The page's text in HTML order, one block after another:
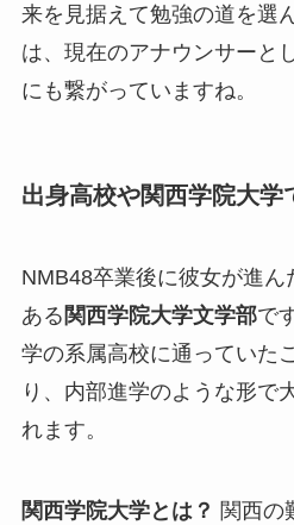
来を見据えて勉強の道を選
は、現在のアナウンサーと
にも繋がっていますね。
出身高校や関西学院大学
NMB48卒業後に彼女が進
ある 関西学院大学文学部で
学の系属高校に通っていた
り、内部進学のような形で
れます。
関西学院大学とは？ 関西の